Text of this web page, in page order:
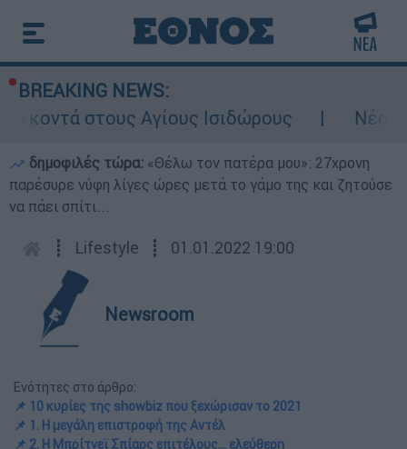
BREAKING NEWS:
Ισιδώρους
Νέα ένταση στα Στενά
δημοφιλές τώρα: «Θέλω τον πατέρα μου»: 27χρονη
παρέσυρε νύφη λίγες ώρες μετά το γάμο της και ζητούσε
να πάει σπίτι...
┋ Lifestyle ┋ 01.01.2022 19:00
Newsroom
Ενότητες στο άρθρο:
📌 10 κυρίες της showbiz που ξεχώρισαν το 2021
📌 1. Η μεγάλη επιστροφή της Αντέλ
📌 2. Η Μπρίτνεϊ Σπίαρς επιτέλους... ελεύθερη